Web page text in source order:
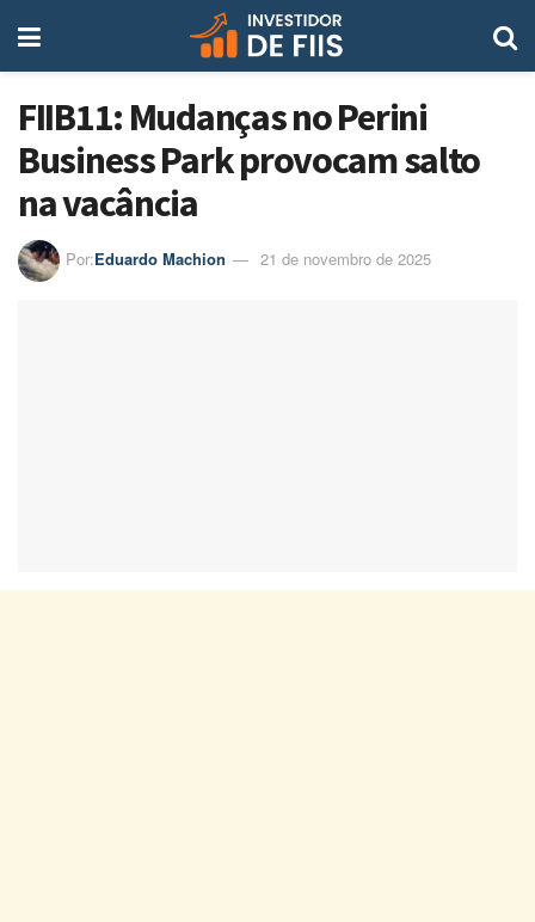
FIIB11: Mudanças no Perini
Business Park provocam salto
na vacância
Por:Eduardo Machion 21 de novembro de 2025